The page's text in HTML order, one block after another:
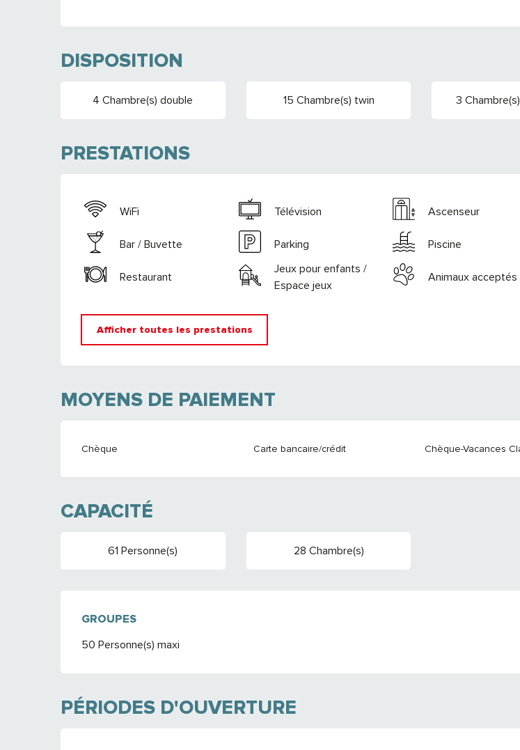
DISPOSITION
4 Chambre(s) double 15 Chambre(s) twin 3
PRESTATIONS
WiFi Télévision Ascenseur
Bar / Buvette Parking Piscine
Restaurant
Jeux pour enfants /
Espace jeux
Animaux acceptés
Afficher toutes les prestations
MOYENS DE PAIEMENT
Chèque Carte bancaire/crédit Chèque-Vacances
CAPACITÉ
61 Personne(s) 28 Chambre(s)
GROUPES
GROUPES
50 Personne(s) maxi
PÉRIODES D'OUVERTURE